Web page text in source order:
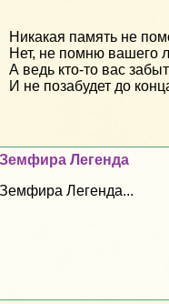
Никакая память не
Нет, не помню вашего
А ведь кто-то вас
И не позабудет до
Земфира Легенда
Земфира Легенда...